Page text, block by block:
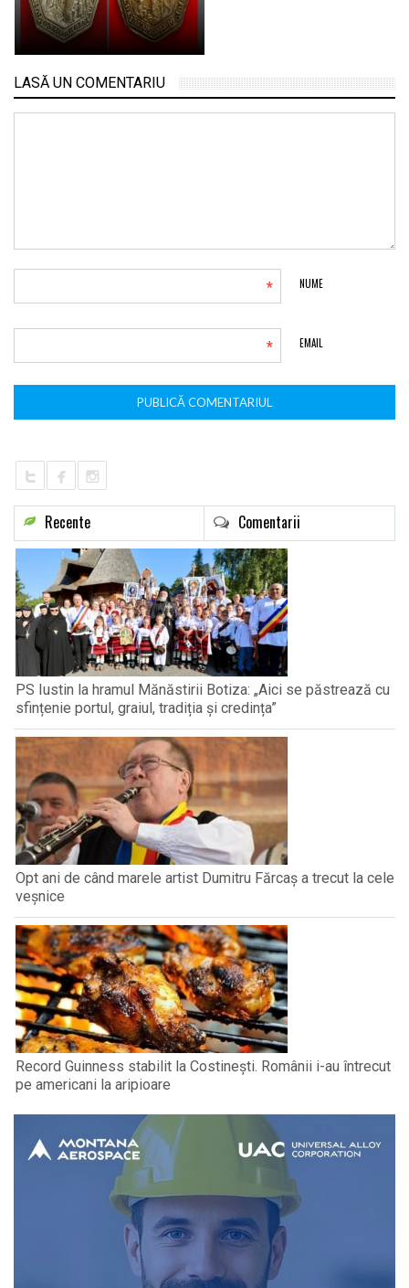
LASĂ UN COMENTARIU
NUME
*
EMAIL
*
Recente Comentarii
PS Iustin la hramul Mănăstirii Botiza: „Aici se păstrează cu
sfințenie portul, graiul, tradiția și credința”
Opt ani de când marele artist Dumitru Fărcaș a trecut la cele
veșnice
Record Guinness stabilit la Costinești. Românii i-au întrecut
pe americani la aripioare